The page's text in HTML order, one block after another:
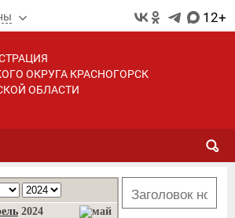
12+
ОКРУГА КРАСНОГОРСК
ОБЛАСТИ
2024